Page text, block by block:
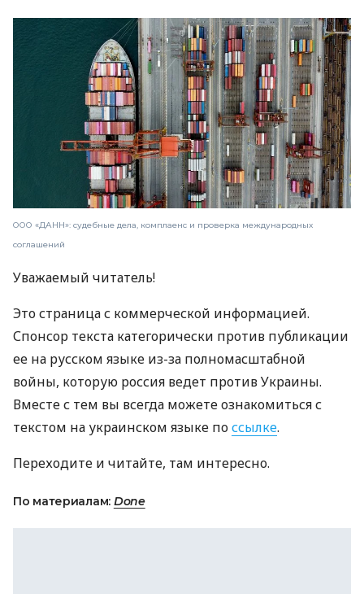
ООО «ДАНН»: судебные дела, комплаенс и проверка международных
соглашений
Уважаемый читатель!
Это страница с коммерческой информацией.
Спонсор текста категорически против публикации
ее на русском языке из-за полномасштабной
войны, которую россия ведет против Украины.
Вместе с тем вы всегда можете ознакомиться с
текстом на украинском языке поссылке.
Переходите и читайте, там интересно.
По материалам: Done